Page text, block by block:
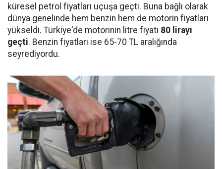
küresel petrol fiyatları uçuşa geçti. Buna bağlı olarak
dünya genelinde hem benzin hem de motorin fiyatları
yükseldi. Türkiye'de motorinin litre fiyatı 80 lirayı
geçti. Benzin fiyatları ise 65-70 TL aralığında
seyrediyordu.